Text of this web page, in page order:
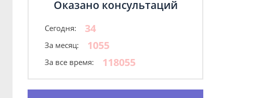
Оказано консультаций
Сегодня: 34
За месяц: 1055
За все время: 118055